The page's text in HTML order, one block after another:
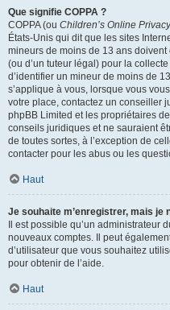
Que signifie COPPA ?
COPPA (ou Children’s Online
États-Unis qui dit que les sites
mineurs de moins de 13 ans
(ou d’un tuteur légal) pour la
d’identifier un mineur de moins de
s’applique à vous, lorsque vous
votre place, contactez un conseiller
phpBB Limited et les propriétaires
conseils juridiques et ne sauraient
de toutes sortes, à l’exception de
contacter pour les abus ou les
Haut
Je souhaite m’enregistrer, mais je
Il est possible qu’un administrateur
nouveaux comptes. Il peut
d’utilisateur que vous souhaitez
pour obtenir de l’aide.
Haut